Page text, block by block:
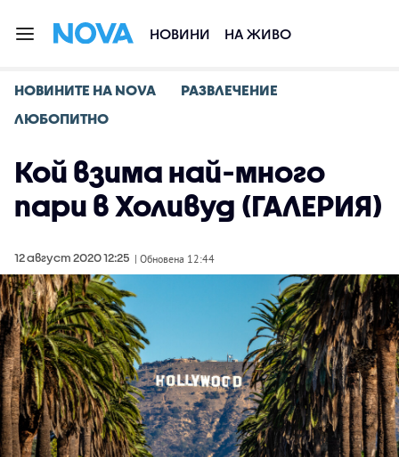
НОВИНИ НА ЖИВО
НОВИНИТЕ НА NOVA
РАЗВЛЕЧЕНИЕ
ЛЮБОПИТНО
Кой взима най-много
пари в Холивуд (ГАЛЕРИЯ)
12 август 2020 12:25 | Обновена 12:44